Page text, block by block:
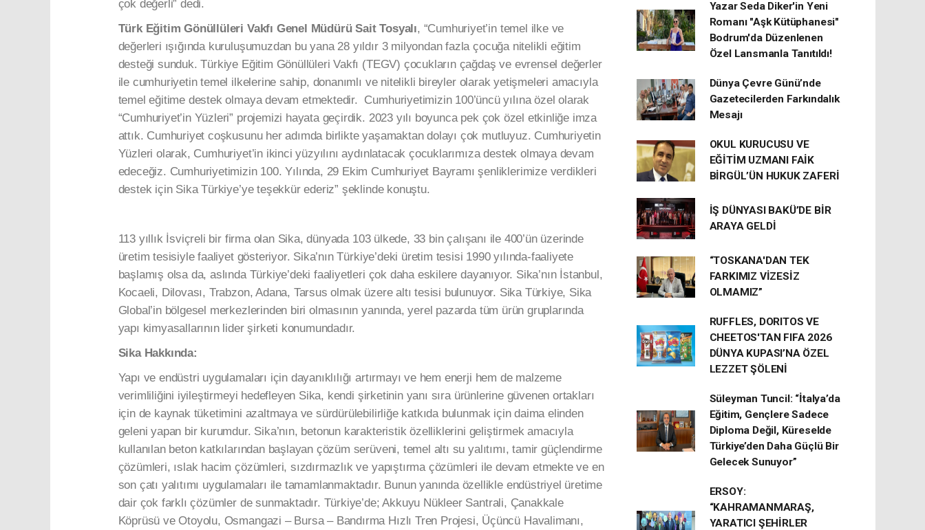
çok değerli” dedi.
Türk Eğitim Gönüllüleri Vakfı Genel Müdürü Sait Tosyalı, “Cumhuriyet’in temel ilke ve
değerleri ışığında kuruluşumuzdan bu yana 28 yıldır 3 milyondan fazla çocuğa nitelikli eğitim
desteği sunduk. Türkiye Eğitim Gönüllüleri Vakfı (TEGV) çocukların çağdaş ve evrensel değerler
ile cumhuriyetin temel ilkelerine sahip, donanımlı ve nitelikli bireyler olarak yetişmeleri amacıyla
temel eğitime destek olmaya devam etmektedir. Cumhuriyetimizin 100’üncü yılına özel olarak
“Cumhuriyet’in Yüzleri” projemizi hayata geçirdik. 2023 yılı boyunca pek çok özel etkinliğe imza
attık. Cumhuriyet coşkusunu her adımda birlikte yaşamaktan dolayı çok mutluyuz. Cumhuriyetin
Yüzleri olarak, Cumhuriyet’in ikinci yüzyılını aydınlatacak çocuklarımıza destek olmaya devam
edeceğiz. Cumhuriyetimizin 100. Yılında, 29 Ekim Cumhuriyet Bayramı şenliklerimize verdikleri
destek için Sika Türkiye’ye teşekkür ederiz” şeklinde konuştu.
113 yıllık İsviçreli bir firma olan Sika, dünyada 103 ülkede, 33 bin çalışanı ile 400’ün üzerinde
üretim tesisiyle faaliyet gösteriyor. Sika’nın Türkiye’deki üretim tesisi 1990 yılında-faaliyete
başlamış olsa da, aslında Türkiye’deki faaliyetleri çok daha eskilere dayanıyor. Sika’nın İstanbul,
Kocaeli, Dilovası, Trabzon, Adana, Tarsus olmak üzere altı tesisi bulunuyor. Sika Türkiye, Sika
Global’in bölgesel merkezlerinden biri olmasının yanında, yerel pazarda tüm ürün gruplarında
yapı kimyasallarının lider şirketi konumundadır.
Sika Hakkında:
Yapı ve endüstri uygulamaları için dayanıklılığı artırmayı ve hem enerji hem de malzeme
verimliliğini iyileştirmeyi hedefleyen Sika, kendi şirketinin yanı sıra ürünlerine güvenen ortakları
için de kaynak tüketimini azaltmaya ve sürdürülebilirliğe katkıda bulunmak için daima elinden
geleni yapan bir kurumdur. Sika’nın, betonun karakteristik özelliklerini geliştirmek amacıyla
kullanılan beton katkılarından başlayan çözüm serüveni, temel altı su yalıtımı, tamir güçlendirme
çözümleri, ıslak hacim çözümleri, sızdırmazlık ve yapıştırma çözümleri ile devam etmekte ve en
son çatı yalıtımı uygulamaları ile tamamlanmaktadır. Bunun yanında özellikle endüstriyel üretime
dair çok farklı çözümler de sunmaktadır. Türkiye’de; Akkuyu Nükleer Santrali, Çanakkale
Köprüsü ve Otoyolu, Osmangazi – Bursa – Bandırma Hızlı Tren Projesi, Üçüncü Havalimanı,
Yazar Seda Diker'in Yeni
Romanı "Aşk Kütüphanesi"
Bodrum'da Düzenlenen
Özel Lansmanla Tanıtıldı!
Dünya Çevre Günü’nde
Gazetecilerden Farkındalık
Mesajı
OKUL KURUCUSU VE
EĞİTİM UZMANI FAİK
BİRGÜL’ÜN HUKUK ZAFERİ
İŞ DÜNYASI BAKÜ’DE BİR
ARAYA GELDİ
“TOSKANA'DAN TEK
FARKIMIZ VİZESİZ
OLMAMIZ”
RUFFLES, DORITOS VE
CHEETOS'TAN FIFA 2026
DÜNYA KUPASI’NA ÖZEL
LEZZET ŞÖLENİ
Süleyman Tuncil: “İtalya’da
Eğitim, Gençlere Sadece
Diploma Değil, Küreselde
Türkiye’den Daha Güçlü Bir
Gelecek Sunuyor”
ERSOY:
“KAHRAMANMARAŞ,
YARATICI ŞEHİRLER